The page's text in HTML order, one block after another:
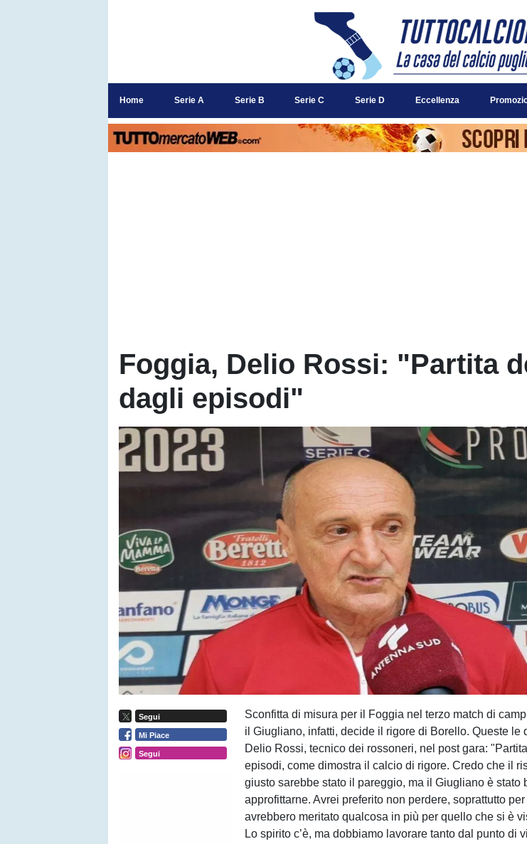
Home Serie A Serie B Serie C Serie D Eccellenza
Foggia, Delio Rossi: "Partita
dagli episodi"
Segui
Mi Piace
Segui
Sconfitta di misura per il Foggia nel terzo match di
il Giugliano, infatti, decide il rigore di Borello. Queste le
Delio Rossi, tecnico dei rossoneri, nel post gara:
episodi, come dimostra il calcio di rigore. Credo che il
giusto sarebbe stato il pareggio, ma il Giugliano è stato
approfittarne. Avrei preferito non perdere, soprattutto
avrebbero meritato qualcosa in più per quello che si è
Lo spirito c’è, ma dobbiamo lavorare tanto dal punto di